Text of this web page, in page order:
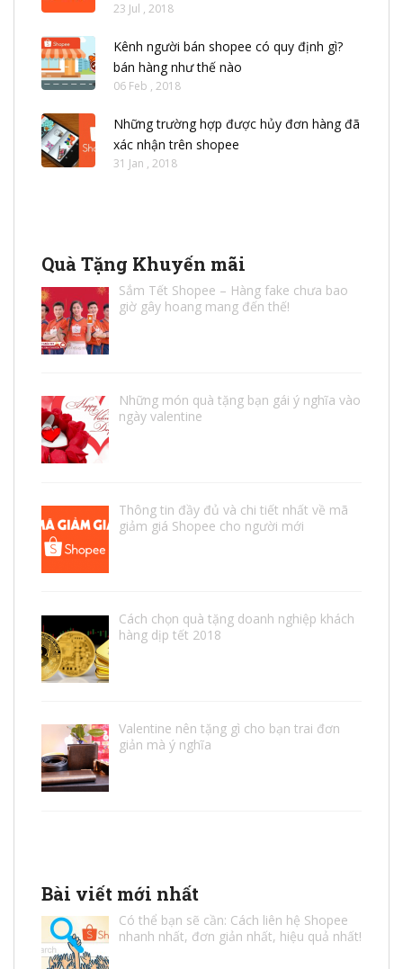
23 Jul , 2018
Kênh người bán shopee có quy định gì?
bán hàng như thế nào
06 Feb , 2018
Những trường hợp được hủy đơn hàng đã
xác nhận trên shopee
31 Jan , 2018
Quà Tặng Khuyến mãi
Sắm Tết Shopee – Hàng fake chưa bao
giờ gây hoang mang đến thế!
Những món quà tặng bạn gái ý nghĩa vào
ngày valentine
Thông tin đầy đủ và chi tiết nhất về mã
giảm giá Shopee cho người mới
Cách chọn quà tặng doanh nghiệp khách
hàng dịp tết 2018
Valentine nên tặng gì cho bạn trai đơn
giản mà ý nghĩa
Bài viết mới nhất
Có thể bạn sẽ cần: Cách liên hệ Shopee
nhanh nhất, đơn giản nhất, hiệu quả nhất!